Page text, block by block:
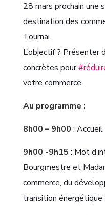
28 mars prochain une
destination des
Tournai.
L’objectif ? Présenter
concrètes pour
votre commerce.
Au programme :
8h00 – 9h00 :
9h00 -9h15 : Mot
Bourgmestre et
commerce, du
transition énergétique